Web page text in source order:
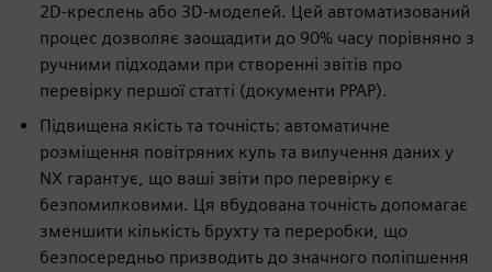
2D-креслень або 3D-моделей. Цей автоматизований
процес дозволяє заощадити до 90% часу порівняно з
ручними підходами при створенні звітів про
перевірку першої статті (документи PPAP).
Підвищена якість та точність: автоматичне
розміщення повітряних куль та вилучення даних у
NX гарантує, що ваші звіти про перевірку є
безпомилковими. Ця вбудована точність допомагає
зменшити кількість брухту та переробки, що
безпосередньо призводить до значного поліпшення